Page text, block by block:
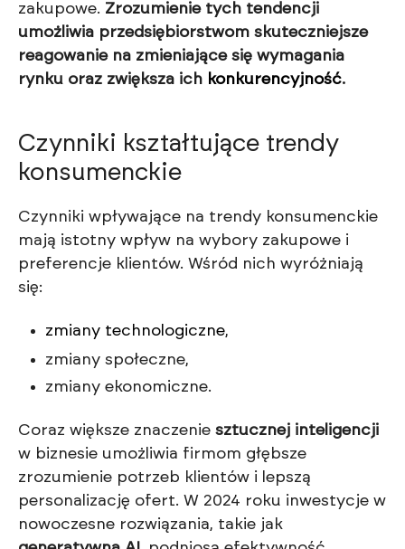
zakupowe. Zrozumienie tych tendencji
umożliwia przedsiębiorstwom skuteczniejsze
reagowanie na zmieniające się wymagania
rynku oraz zwiększa ich konkurencyjność.
Czynniki kształtujące trendy
konsumenckie
Czynniki wpływające na trendy konsumenckie
mają istotny wpływ na wybory zakupowe i
preferencje klientów. Wśród nich wyróżniają
się:
zmiany technologiczne,
zmiany społeczne,
zmiany ekonomiczne.
Coraz większe znaczenie sztucznej inteligencji
w biznesie umożliwia firmom głębsze
zrozumienie potrzeb klientów i lepszą
personalizację ofert. W 2024 roku inwestycje w
nowoczesne rozwiązania, takie jak